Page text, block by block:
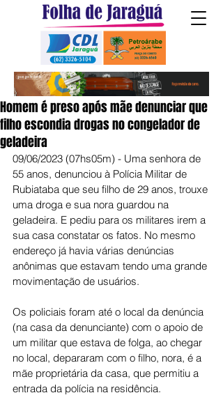
Homem é preso após mãe denunciar que
filho escondia drogas no congelador de
geladeira
09/06/2023 (07hs05m) - Uma senhora de
55 anos, denunciou à Polícia Militar de
Rubiataba que seu filho de 29 anos, trouxe
uma droga e sua nora guardou na
geladeira. E pediu para os militares irem a
sua casa constatar os fatos. No mesmo
endereço já havia várias denúncias
anônimas que estavam tendo uma grande
movimentação de usuários.
Os policiais foram até o local da denúncia
(na casa da denunciante) com o apoio de
um militar que estava de folga, ao chegar
no local, depararam com o filho, nora, é a
mãe proprietária da casa, que permitiu a
entrada da polícia na residência.